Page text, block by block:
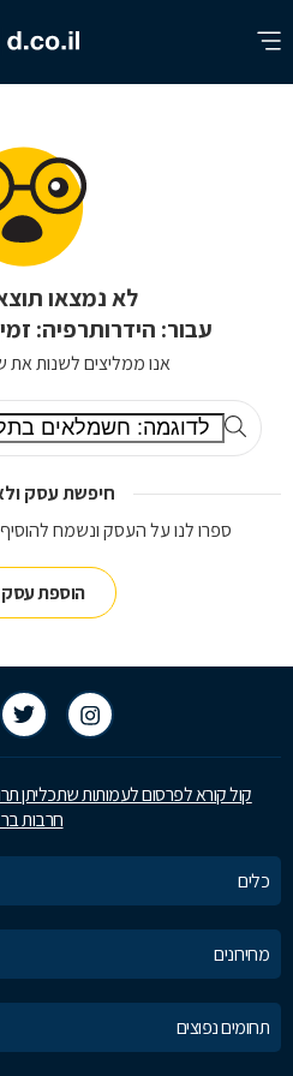
לא נמצאו
עבור: הידרותרפיה:
אנו ממליצים לשנות את
חיפשת עסק
ספרו לנו על העסק ונשמח
הוספת
קול קורא לפרסום לעמותות שתכליתן
חרבות
כלים
מחירונים
תחומים נפוצים